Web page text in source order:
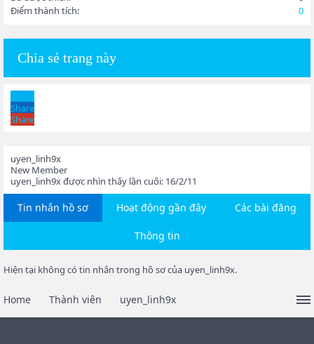
Điểm thành tích:
0
Chia sẻ trang này
Share
Share
uyen_linh9x
New Member
uyen_linh9x được nhìn thấy lần cuối: 16/2/11
Tin nhắn hồ sơ Hoạt động gần đây Các bài đăng
Thông tin
Hiện tại không có tin nhắn trong hồ sơ của uyen_linh9x.
Home Thành viên uyen_linh9x